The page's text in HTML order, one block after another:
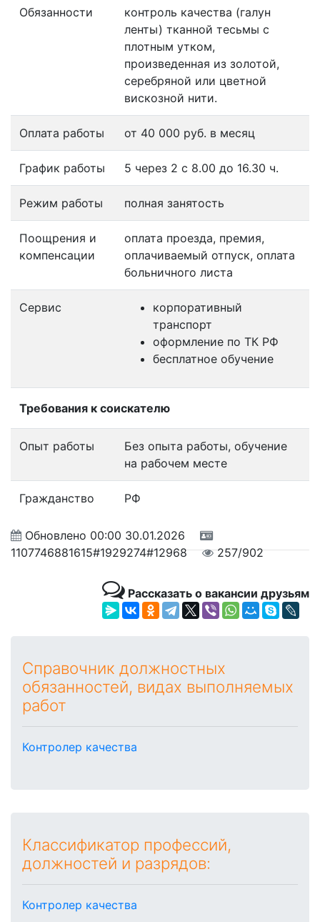
Обязанности
контроль качества (галун
ленты) тканной тесьмы с
плотным утком,
произведенная из золотой,
серебряной или цветной
вискозной нити.
Оплата работы от 40 000 руб. в месяц
График работы 5 через 2 с 8.00 до 16.30 ч.
Режим работы полная занятость
Поощрения и
компенсации
оплата проезда, премия,
оплачиваемый отпуск, оплата
больничного листа
Сервис
корпоративный
транспорт
оформление по ТК РФ
бесплатное обучение
Требования к соискателю
Опыт работы
Без опыта работы, обучение
на рабочем месте
Гражданство РФ
Обновлено 00:00 30.01.2026
1107746881615#1929274#12968
257/902
Рассказать о вакансии друзьям
Справочник должностных
обязанностей, видах выполняемых
работ
Контролер качества
Классификатор профессий,
должностей и разрядов:
Контролер качества